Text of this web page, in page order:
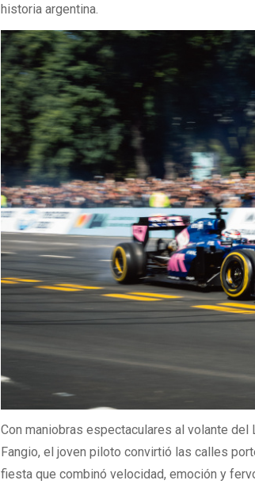
historia argentina.
Con maniobras espectaculares al volante
Fangio, el joven piloto convirtió las calles
fiesta que combinó velocidad, emoción y